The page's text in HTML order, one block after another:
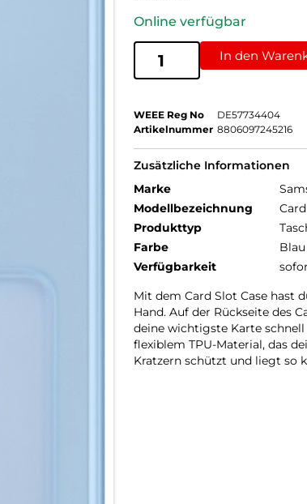
Online verfügbar
In den
WEEE Reg No
DE57734404
Artikelnummer 8806097245216
Zusätzliche Informationen
Marke
Modellbezeichnung
Produkttyp
Farbe
Blau
Verfügbarkeit
Mit dem Card Slot Case hast
Hand. Auf der Rückseite des
deine wichtigste Karte
flexiblem TPU-Material, das
Kratzern schützt und liegt so